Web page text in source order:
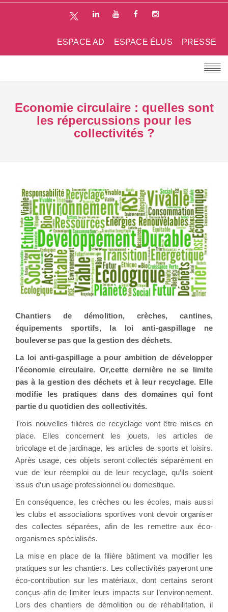
PRESSE
ESPACE ÉLUS
ESPACE AD
Economie circulaire : quelles sont
les répercussions pour les
collectivités ?
Chantiers de démolition, crèches, cantines,
équipements sportifs, la loi anti-gaspillage ne
bouleverse pas que la gestion des déchets.
La loi anti-gaspillage a pour ambition de développer
l’économie circulaire. Or,cette dernière ne se limite
pas à la gestion des déchets et à leur recyclage. Elle
modifie les pratiques dans des domaines qui font
partie du quotidien des collectivités.
Trois nouvelles filières de recyclage vont être mises en
place. Elles concernent les jouets, les articles de
bricolage et de jardinage, les articles de sports et loisirs.
Après usage, ces objets seront collectés séparément en
vue de leur réemploi ou de leur recyclage, qu’ils soient
issus d’un usage professionnel ou domestique.
En conséquence, les crèches ou les écoles, mais aussi
les clubs et associations sportives vont devoir organiser
des collectes séparées, afin de les remettre aux éco-
organismes spécialisés.
La mise en place de la filière bâtiment va modifier les
pratiques sur les chantiers. Les collectivités payeront une
éco-contribution sur les matériaux, dont certains seront
conçus afin de limiter leurs impacts sur l’environnement.
Lors des chantiers de démolition ou de réhabilitation, il